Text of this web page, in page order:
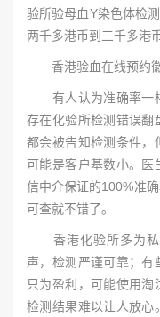
验所验母血Y染色体检
两千多港币到三千多港
香港验血在线预约
有人认为准确率一样
存在化验所检测错误翻
都会被告知检测条件，
可能是客户基数小。医
信中介保证的100%准
可查就不错了。
香港化验所多为私
声，检测严谨可靠；有
只为盈利，可能使用淘
检测结果难以让人放心